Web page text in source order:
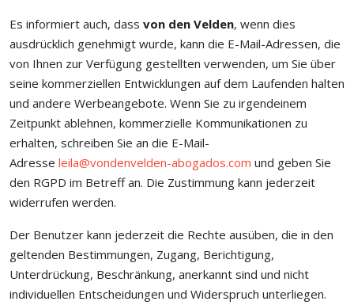
Es informiert auch, dass von den Velden, wenn dies
ausdrücklich genehmigt wurde, kann die E-Mail-Adressen, die
von Ihnen zur Verfügung gestellten verwenden, um Sie über
seine kommerziellen Entwicklungen auf dem Laufenden halten
und andere Werbeangebote. Wenn Sie zu irgendeinem
Zeitpunkt ablehnen, kommerzielle Kommunikationen zu
erhalten, schreiben Sie an die E-Mail-
Adresse leila@vondenvelden-abogados.com und geben Sie
den RGPD im Betreff an. Die Zustimmung kann jederzeit
widerrufen werden.
Der Benutzer kann jederzeit die Rechte ausüben, die in den
geltenden Bestimmungen, Zugang, Berichtigung,
Unterdrückung, Beschränkung, anerkannt sind und nicht
individuellen Entscheidungen und Widerspruch unterliegen.